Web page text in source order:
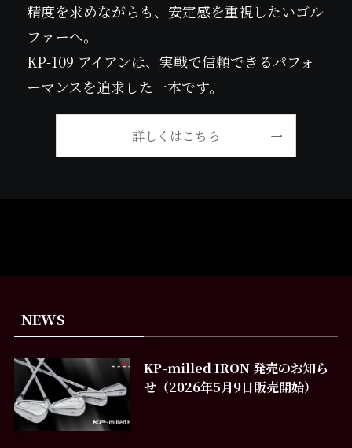
精度を求めながらも、安定感を重視したいゴル
ファーへ。
KP-109 アイアンは、実戦で信頼できるパフォ
ーマンスを追求した一本です。
詳しくはこちら
NEWS
KP-milled IRON 発売のお知ら
せ（2026年5月9日販売開始）